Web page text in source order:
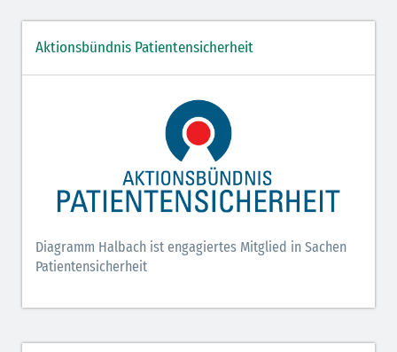
Aktionsbündnis Patientensicherheit
Diagramm Halbach ist engagiertes Mitglied in Sachen
Patientensicherheit